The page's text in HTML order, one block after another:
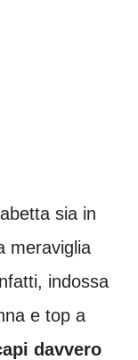
sia in
meraviglia
indossa
e top a
davvero